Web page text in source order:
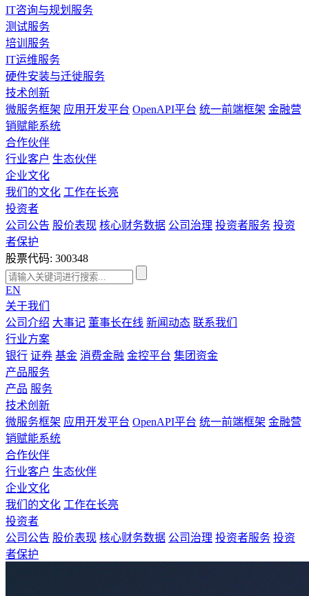
IT咨询与规划服务
测试服务
培训服务
IT运维服务
硬件安装与迁徙服务
技术创新
微服务框架 应用开发平台 OpenAPI平台 统一前端框架 金融营
销赋能系统
合作伙伴
行业客户 生态伙伴
企业文化
我们的文化 工作在长亮
投资者
公司公告 股价表现 核心财务数据 公司治理 投资者服务 投资
者保护
股票代码: 300348
EN
关于我们
公司介绍 大事记 董事长在线 新闻动态 联系我们
行业方案
银行 证券 基金 消费金融 金控平台 集团资金
产品服务
产品 服务
技术创新
微服务框架 应用开发平台 OpenAPI平台 统一前端框架 金融营
销赋能系统
合作伙伴
行业客户 生态伙伴
企业文化
我们的文化 工作在长亮
投资者
公司公告 股价表现 核心财务数据 公司治理 投资者服务 投资
者保护